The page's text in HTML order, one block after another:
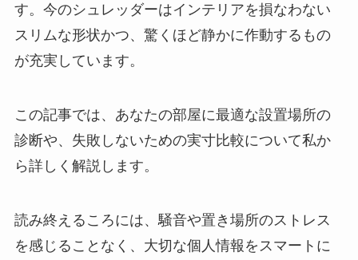
す。今のシュレッダーはインテリアを損なわない
スリムな形状かつ、驚くほど静かに作動するもの
が充実しています。
この記事では、あなたの部屋に最適な設置場所の
診断や、失敗しないための実寸比較について私か
ら詳しく解説します。
読み終えるころには、騒音や置き場所のストレス
を感じることなく、大切な個人情報をスマートに